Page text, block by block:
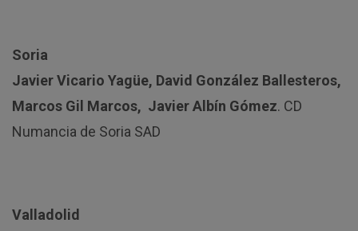
Soria
Javier Vicario Yagüe, David González Ballesteros,
Marcos Gil Marcos, Javier Albín Gómez. CD
Numancia de Soria SAD
Valladolid